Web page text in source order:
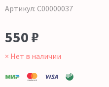
Артикул: С00000037
550 ₽
× Нет в наличии